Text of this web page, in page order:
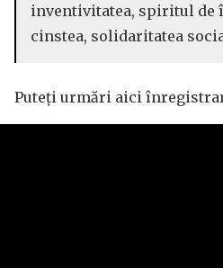
inventivitatea, spiritul de
cinstea, solidaritatea
Puteți urmări aici